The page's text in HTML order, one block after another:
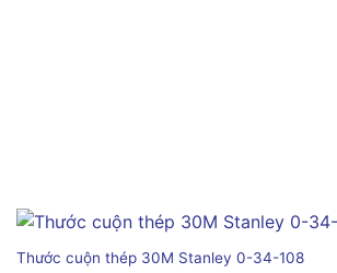
Thước cuộn thép 30M Stanley 0-34-108